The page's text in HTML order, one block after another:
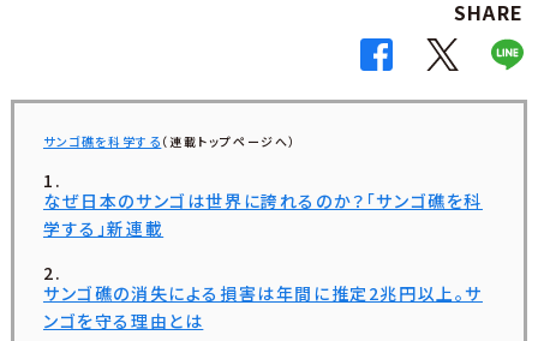
SHARE
サンゴ礁を科学する （連載トップページへ）
なぜ日本のサンゴは世界に誇れるのか？「サンゴ礁を科
学する」新連載
サンゴ礁の消失による損害は年間に推定2兆円以上。サ
ンゴを守る理由とは